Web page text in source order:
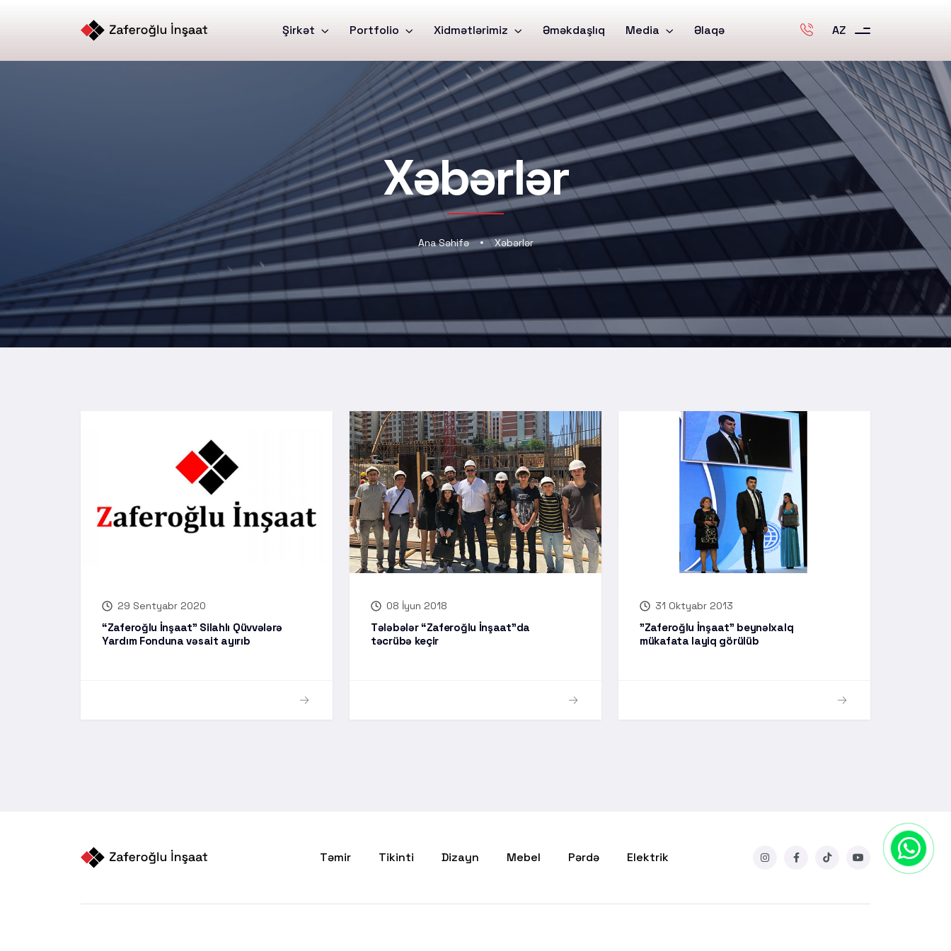
Şirkət Portfolio Xidmətlərimiz Əməkdaşlıq Media Əlaqə AZ
Xəbərlər
Ana Səhifə Xəbərlər
29 Sentyabr 2020
“Zaferoğlu İnşaat” Silahlı Qüvvələrə
Yardım Fonduna vəsait ayırıb
08 İyun 2018
Tələbələr “Zaferoğlu İnşaat”da
təcrübə keçir
31 Oktyabr 2013
"Zaferoğlu İnşaat" beynəlxalq
mükafata layiq görülüb
Təmir Tikinti Dizayn Mebel Pərdə Elektrik